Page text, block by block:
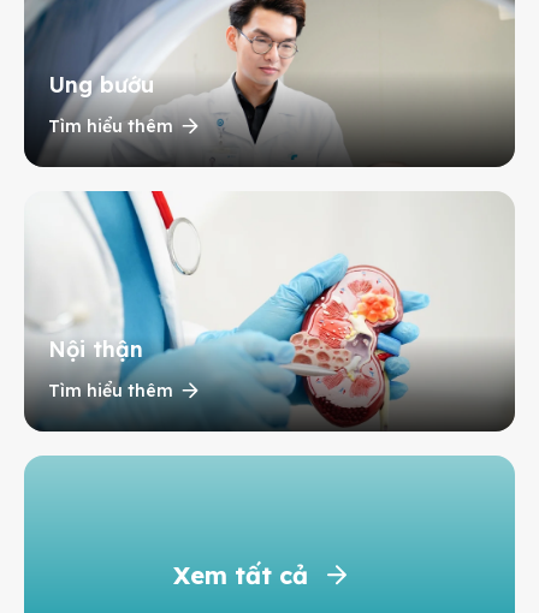
Ung bướu
Tìm hiểu thêm
Nội thận
Tìm hiểu thêm
Xem tất cả